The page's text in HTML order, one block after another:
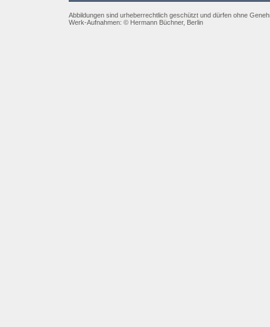
Abbildungen sind urheberrechtlich geschützt und dürfen ohne
Werk-Aufnahmen: © Hermann Büchner, Berlin